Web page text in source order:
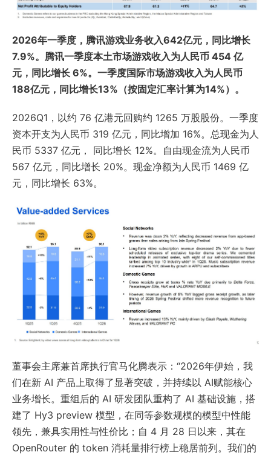
2026年一季度，腾讯游戏业务收入642亿元，同比增长
7.9%。腾讯一季度本土市场游戏收入为人民币 454 亿
元，同比增长 6%。一季度国际市场游戏收入为人民币
188亿元，同比增长13%（按固定汇率计算为14%）。
2026Q1，以约 76 亿港元回购约 1265 万股股份。一季度
资本开支为人民币 319 亿元，同比增加 16%。总现金为人
民币 5337 亿元， 同比增长 12%。自由现金流为人民币
567 亿元，同比增长 20%。现金净额为人民币 1469 亿
元，同比增长 63%。
董事会主席兼首席执行官马化腾表示：“2026年伊始，我
们在新 AI 产品上取得了显著突破，并持续以 AI赋能核心
业务增长。重组后的 AI 研发团队重构了 AI 基础设施，搭
建了 Hy3 preview 模型，在同等参数规模的模型中性能
领先，兼具实用性与性价比；自 4 月 28 日以来，其在
OpenRouter 的 token 消耗量排行榜上稳居前列。我们的